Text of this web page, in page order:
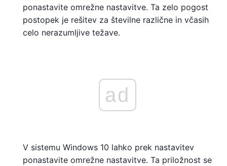
ponastavite omrežne nastavitve. Ta zelo pogost
postopek je rešitev za številne različne in včasih
celo nerazumljive težave.
ad
V sistemu Windows 10 lahko prek nastavitev
ponastavite omrežne nastavitve. Ta priložnost se